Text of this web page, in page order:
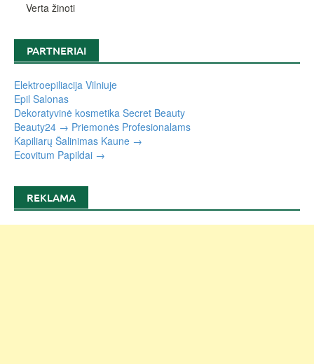
Verta žinoti
PARTNERIAI
Elektroepiliacija Vilniuje
Epil Salonas
Dekoratyvinė kosmetika Secret Beauty
Beauty24 → Priemonės Profesionalams
Kapiliarų Šalinimas Kaune →
Ecovitum Papildai →
REKLAMA